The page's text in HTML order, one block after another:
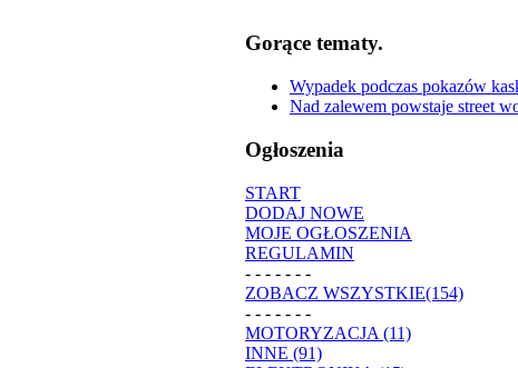
Gorące tematy.
Wypadek podczas pokazów
Nad zalewem powstaje street
Ogłoszenia
START
DODAJ NOWE
MOJE OGŁOSZENIA
REGULAMIN
- - - - - - -
ZOBACZ WSZYSTKIE(154)
- - - - - - -
MOTORYZACJA (11)
INNE (91)